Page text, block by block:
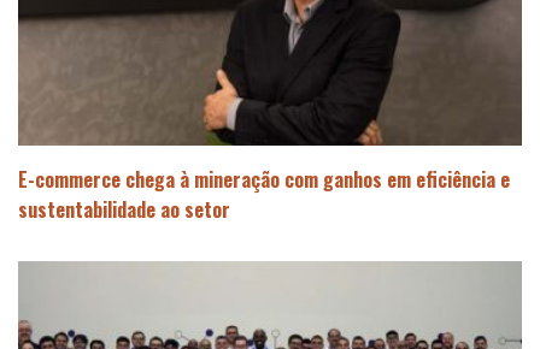
E-commerce chega à mineração com ganhos em eficiência e
sustentabilidade ao setor